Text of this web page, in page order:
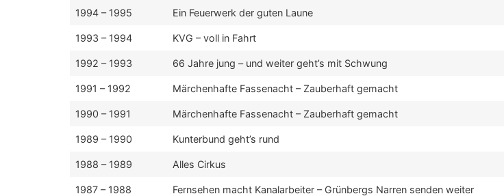
1994 – 1995 Ein Feuerwerk der guten Laune
1993 – 1994 KVG – voll in Fahrt
1992 – 1993 66 Jahre jung – und weiter geht’s mit Schwung
1991 – 1992 Märchenhafte Fassenacht – Zauberhaft gemacht
1990 – 1991 Märchenhafte Fassenacht – Zauberhaft gemacht
1989 – 1990 Kunterbund geht’s rund
1988 – 1989 Alles Cirkus
1987 – 1988 Fernsehen macht Kanalarbeiter – Grünbergs Narren senden weiter